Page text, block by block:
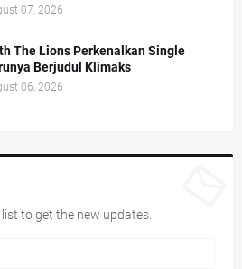
07, 2026
The Lions Perkenalkan Single
Berjudul Klimaks
06, 2026
to get the new updates.